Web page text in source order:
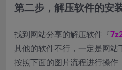
第二步，解压软件的安
找到网站分享的解压软件『
其他的软件不行，一定是网站
按照下面的图片流程进行操作